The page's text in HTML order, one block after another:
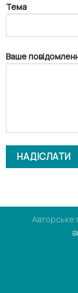
Тема
Ваше